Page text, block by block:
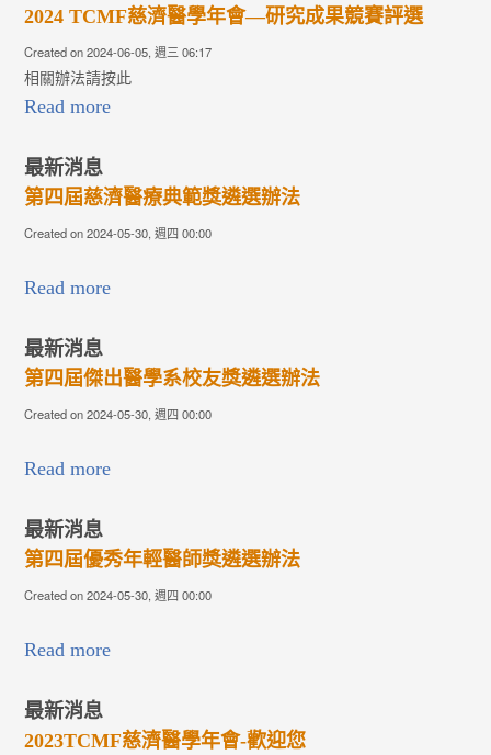
2024 TCMF慈濟醫學年會—研究成果競賽評選
Created on 2024-06-05, 週三 06:17
相關辦法請按此
Read more
最新消息
第四屆慈濟醫療典範獎遴選辦法
Created on 2024-05-30, 週四 00:00
Read more
最新消息
第四屆傑出醫學系校友獎遴選辦法
Created on 2024-05-30, 週四 00:00
Read more
最新消息
第四屆優秀年輕醫師獎遴選辦法
Created on 2024-05-30, 週四 00:00
Read more
最新消息
2023TCMF慈濟醫學年會-歡迎您